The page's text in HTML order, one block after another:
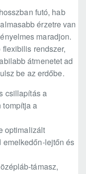
futó, hab
érzetre van
maradjon.
rendszer,
átmenetet ad
be az erdőbe.
csillapítás a
tompítja a
optimalizált
emelkedőn-lejtőn és
támasz,